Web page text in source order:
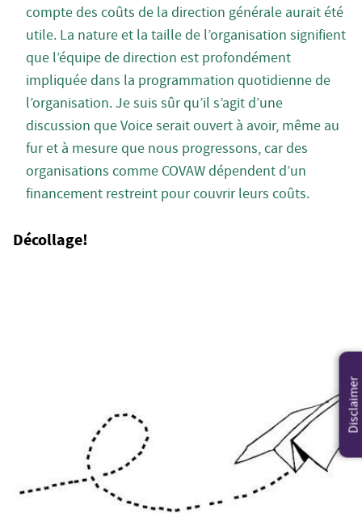
compte des coûts de la direction générale aurait été
utile. La nature et la taille de l’organisation signifient
que l’équipe de direction est profondément
impliquée dans la programmation quotidienne de
l’organisation. Je suis sûr qu’il s’agit d’une
discussion que Voice serait ouvert à avoir, même au
fur et à mesure que nous progressons, car des
organisations comme COVAW dépendent d’un
financement restreint pour couvrir leurs coûts.
Décollage!
Disclaimer